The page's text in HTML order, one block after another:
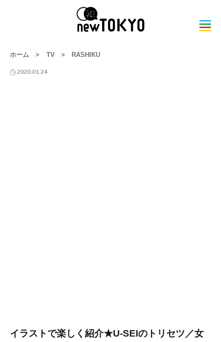
ホーム > TV > RASHIKU
2020.01.24
イラストで楽しく紹介★U-SEIのトリセツ／女